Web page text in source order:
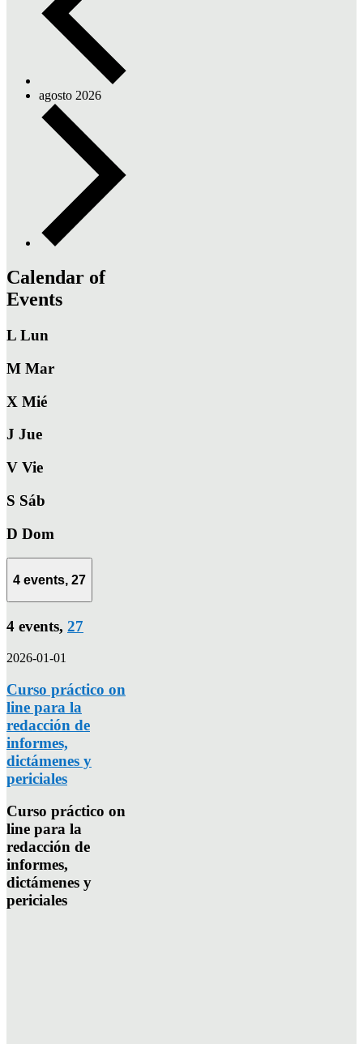
agosto 2026
Calendar of
Events
L Lun
M Mar
X Mié
J Jue
V Vie
S Sáb
D Dom
4 events, 27
4 events, 27
2026-01-01
Curso práctico on
line para la
redacción de
informes,
dictámenes y
periciales
Curso práctico on
line para la
redacción de
informes,
dictámenes y
periciales